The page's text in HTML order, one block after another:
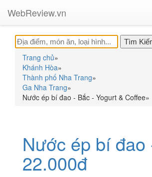
WebReview.vn
Trang chủ»
Khánh Hòa»
Thành phố Nha Trang»
Ga Nha Trang»
Nước ép bí đao - Bắc - Yogurt & Coffee»
Nước ép bí đao
22.000đ